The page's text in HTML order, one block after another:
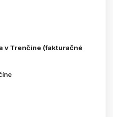
v Trenčíne (fakturačné